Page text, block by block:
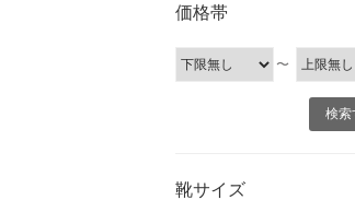
価格帯
〜
靴サイズ